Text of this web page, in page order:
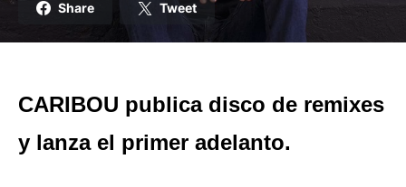
Share Tweet
CARIBOU publica disco de remixes
y lanza el primer adelanto.